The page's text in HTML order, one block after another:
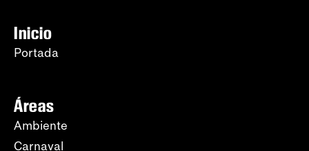
Inicio
Portada
Áreas
Ambiente
Carnaval